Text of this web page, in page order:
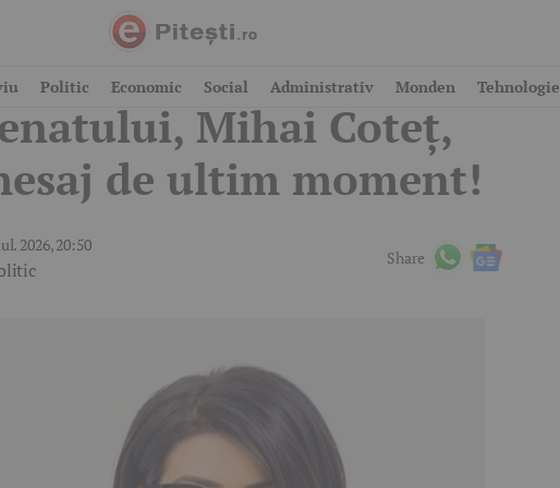
Politic Economic Social Administrativ Monden Tehnologie
Mihai Coteț,
de ultim moment!
2026, 20:50
Share